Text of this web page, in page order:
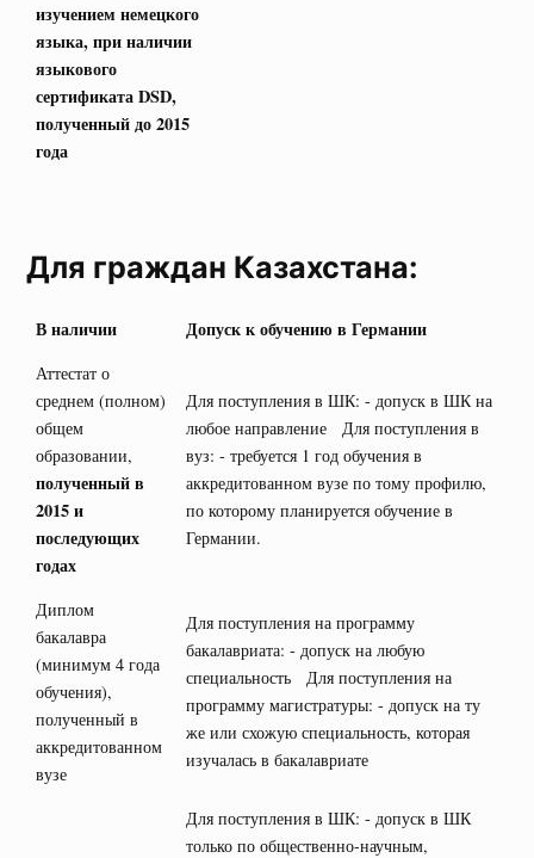
изучением немецкого
языка, при наличии
языкового
сертификатаDSD,
полученный до 2015
года
Для граждан Казахстана:
В наличии Допуск к обучению в Германии
Аттестат о
среднем (полном)
общем
образовании,
полученный в
2015 и
последующих
годах
Для поступления в ШК: - допуск в ШК на
любое направление Для поступления в
вуз: - требуется 1 год обучения в
аккредитованном вузе по тому профилю,
по которому планируется обучение в
Германии.
Диплом
бакалавра
(минимум 4 года
обучения),
полученный в
аккредитованном
вузе
Для поступления на программу
бакалавриата: - допуск на любую
специальность Для поступления на
программу магистратуры: - допуск на ту
же или схожую специальность, которая
изучалась в бакалавриате
Для поступления в ШК: - допуск в ШК
только по общественно-научным,